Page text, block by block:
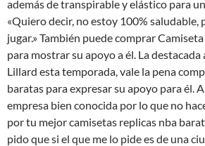
además de transpirable y elástico para
«Quiero decir, no estoy 100% saludable,
jugar.» También puede comprar
para mostrar su apoyo a él. La
Lillard esta temporada, vale la pena
baratas para expresar su apoyo para él.
empresa bien conocida por lo que no
por tu mejor camisetas replicas nba
pido que si el que me lo pide es de una